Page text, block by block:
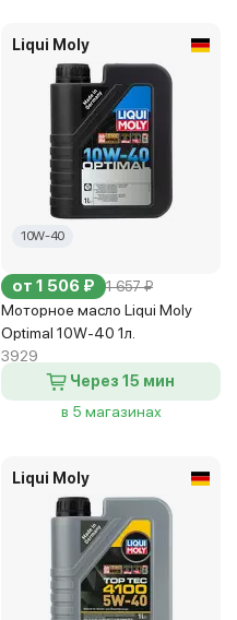
Liqui Moly
10W-40
от 1 506 ₽ 1 657 ₽
Моторное масло Liqui Moly
Optimal 10W-40 1л.
3929
Через 15 мин
в 5 магазинах
Liqui Moly